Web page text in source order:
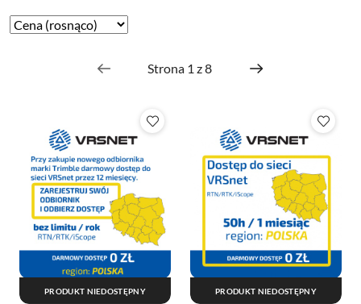
Zastosowano
Sortuj
PRODUKT NIEDOSTĘPNY PRODUKT NIEDOSTĘPNY